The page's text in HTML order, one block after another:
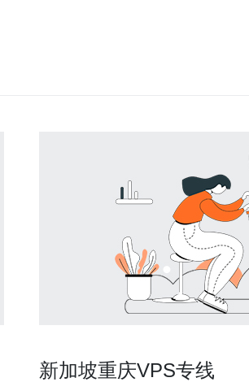
新加坡重庆VPS专线